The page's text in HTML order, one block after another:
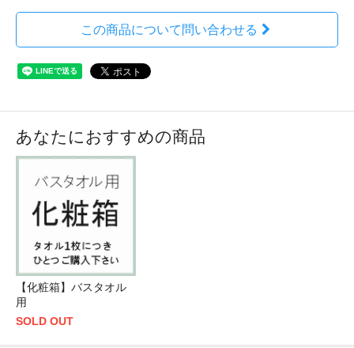
この商品について問い合わせる
あなたにおすすめの商品
【化粧箱】バスタオル
用
SOLD OUT